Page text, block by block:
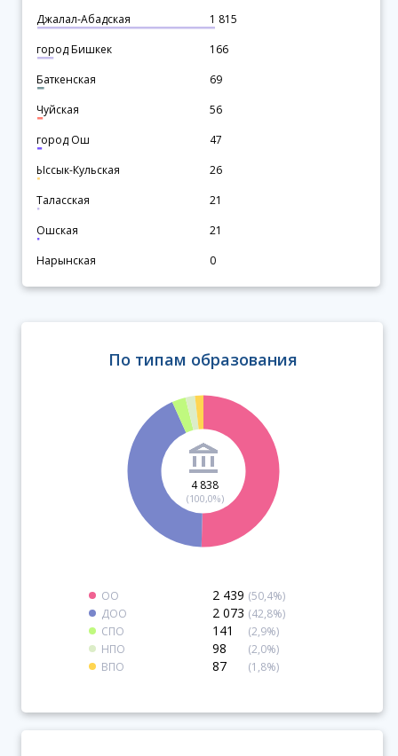
1 815
Джалал-Абадская
166
город Бишкек
69
Баткенская
56
Чуйская
47
город Ош
26
Ыссык-Кульская
21
Таласская
21
Ошская
0
Нарынская
По типам образования
ОО 2 439 (50,4%)
ДОО
2 073 (42,8%)
СПО
141
(2,9%)
НПО
98
(2,0%)
ВПО
87 (1,8%)
4 838
(100,0%)